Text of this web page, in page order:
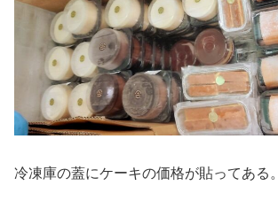
冷凍庫の蓋にケーキの価格が貼ってある。